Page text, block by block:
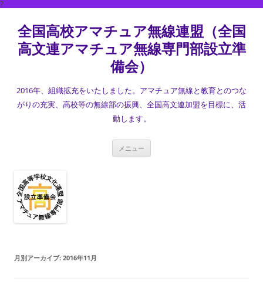
?
コ
テ
ン
ツ
へ
プ
全国高校アマチュア無線連盟（全国
高文連アマチュア無線専門部設立準
備会）
2016年、組織拡充をいたしました。アマチュア無線と教育とのつな
がりの充実、高校等の無線部の振興、全国高文連加盟を目標に、活
動します。
メニュー
月別アーカイブ: 2016年11月